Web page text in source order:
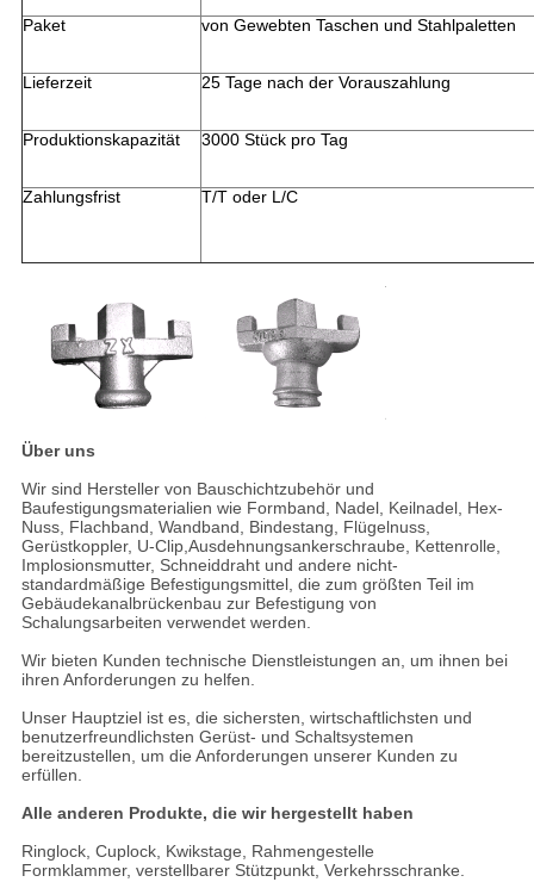
Paket von Gewebten Taschen und Stahlpaletten
Lieferzeit 25 Tage nach der Vorauszahlung
Produktionskapazität 3000 Stück pro Tag
Zahlungsfrist T/T oder L/C
Über uns
Wir sind Hersteller von Bauschichtzubehör und
Baufestigungsmaterialien wie Formband, Nadel, Keilnadel, Hex-
Nuss, Flachband, Wandband, Bindestang, Flügelnuss,
Gerüstkoppler, U-Clip,Ausdehnungsankerschraube, Kettenrolle,
Implosionsmutter, Schneiddraht und andere nicht-
standardmäßige Befestigungsmittel, die zum größten Teil im
Gebäudekanalbrückenbau zur Befestigung von
Schalungsarbeiten verwendet werden.
Wir bieten Kunden technische Dienstleistungen an, um ihnen bei
ihren Anforderungen zu helfen.
Unser Hauptziel ist es, die sichersten, wirtschaftlichsten und
benutzerfreundlichsten Gerüst- und Schaltsystemen
bereitzustellen, um die Anforderungen unserer Kunden zu
erfüllen.
Alle anderen Produkte, die wir hergestellt haben
Ringlock, Cuplock, Kwikstage, Rahmengestelle
Formklammer, verstellbarer Stützpunkt, Verkehrsschranke.